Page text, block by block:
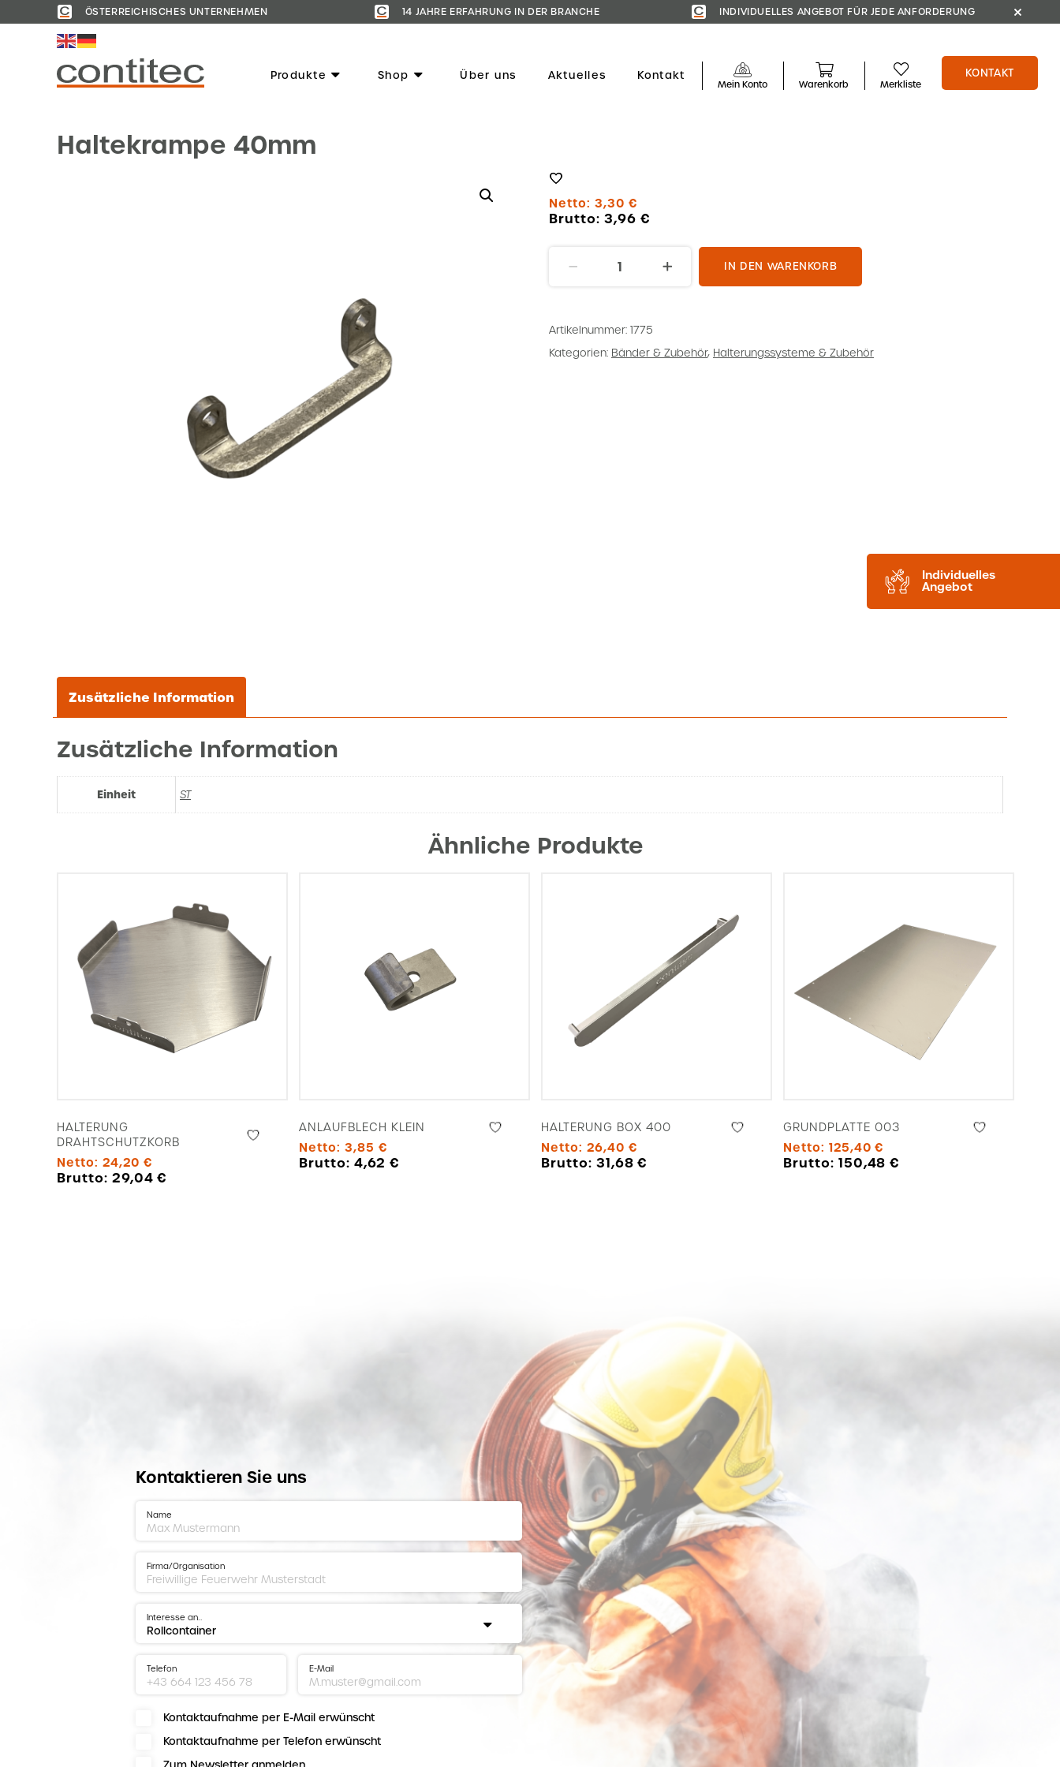
ÖSTERREICHISCHES UNTERNEHMEN 14 JAHRE ERFAHRUNG IN DER BRANCHE INDIVIDUELLES ANGEBOT FÜR JEDE ANFORDERUNG
Produkte Shop Über uns Aktuelles Kontakt
Mein Konto Warenkorb Merkliste
KONTAKT
Individuelles
Angebot
Haltekrampe 40mm
Netto: 3,30 €
Brutto: 3,96 €
IN DEN WARENKORB
Artikelnummer: 1775
Kategorien: Bänder & Zubehör, Halterungssysteme & Zubehör
Zusätzliche Information
Zusätzliche Information
Einheit ST
Ähnliche Produkte
HALTERUNG
DRAHTSCHUTZKORB
Netto: 24,20 €
Brutto: 29,04€
ANLAUFBLECH KLEIN
Netto: 3,85 €
Brutto: 4,62 €
HALTERUNG BOX 400
Netto: 26,40 €
Brutto: 31,68€
GRUNDPLATTE 003
Netto: 125,40€
Brutto: 150,48€
Kontaktieren Sie uns
Name
Firma/Organisation
Interesse an…
Telefon E-Mail
Kontaktaufnahme per E-Mail erwünscht
Kontaktaufnahme per Telefon erwünscht